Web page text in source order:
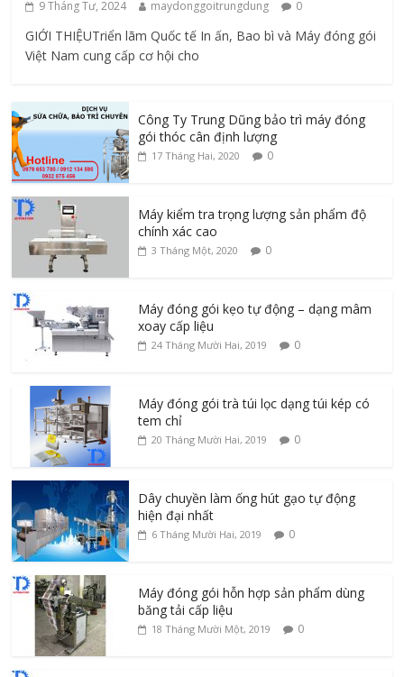
9 Tháng Tư, 2024 maydonggoitrungdung 0
GIỚI THIỆUTriển lãm Quốc tế In ấn, Bao bì và Máy đóng gói
Việt Nam cung cấp cơ hội cho
Công Ty Trung Dũng bảo trì máy đóng
gói thóc cân định lượng
17 Tháng Hai, 2020 0
Máy kiểm tra trọng lượng sản phẩm độ
chính xác cao
3 Tháng Một, 2020 0
Máy đóng gói kẹo tự động – dạng mâm
xoay cấp liệu
24 Tháng Mười Hai, 2019 0
Máy đóng gói trà túi lọc dạng túi kép có
tem chỉ
20 Tháng Mười Hai, 2019 0
Dây chuyền làm ống hút gạo tự động
hiện đại nhất
6 Tháng Mười Hai, 2019 0
Máy đóng gói hỗn hợp sản phẩm dùng
băng tải cấp liệu
18 Tháng Mười Một, 2019 0